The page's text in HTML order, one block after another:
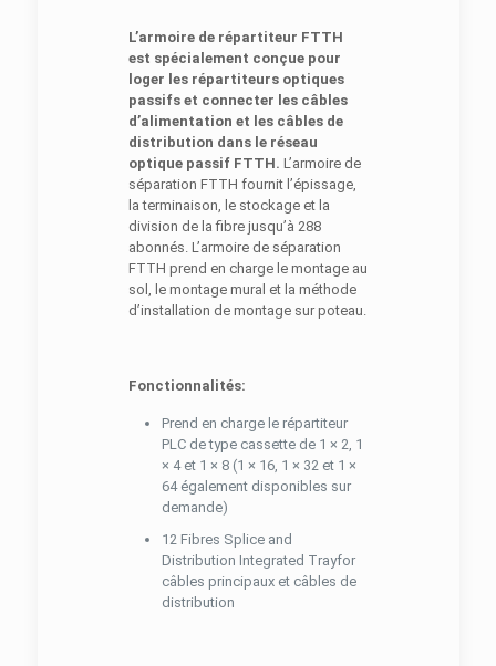
L’armoire de répartiteur FTTH
est spécialement conçue pour
loger les répartiteurs optiques
passifs et connecter les câbles
d’alimentation et les câbles de
distribution dans le réseau
optique passif FTTH. L’armoire de
séparation FTTH fournit l’épissage,
la terminaison, le stockage et la
division de la fibre jusqu’à 288
abonnés. L’armoire de séparation
FTTH prend en charge le montage au
sol, le montage mural et la méthode
d’installation de montage sur poteau.
Fonctionnalités:
Prend en charge le répartiteur
PLC de type cassette de 1 × 2, 1
× 4 et 1 × 8 (1 × 16, 1 × 32 et 1 ×
64 également disponibles sur
demande)
12 Fibres Splice and
Distribution Integrated Trayfor
câbles principaux et câbles de
distribution